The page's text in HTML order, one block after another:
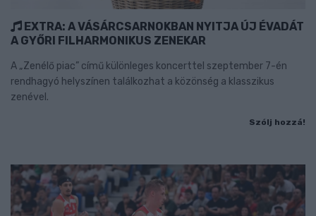
EXTRA: A VÁSÁRCSARNOKBAN NYITJA ÚJ ÉVADÁT
A GYŐRI FILHARMONIKUS ZENEKAR
A „Zenélő piac” című különleges koncerttel szeptember 7-én
rendhagyó helyszínen találkozhat a közönség a klasszikus
zenével.
Szólj hozzá!